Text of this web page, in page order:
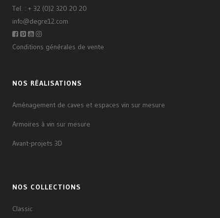
Tel. : + 32 (0)2 320 20 20
info@degre12.com
Conditions générales de vente
NOS RÉALISATIONS
Aménagement de caves et espaces vin sur mesure
Armoires à vin sur mesure
Avant-projets 3D
NOS COLLECTIONS
Classic